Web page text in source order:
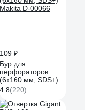
109 ₽
Бур для
перфораторов
(6х160 мм; SDS+)
Makita D-00066
4.8(220)